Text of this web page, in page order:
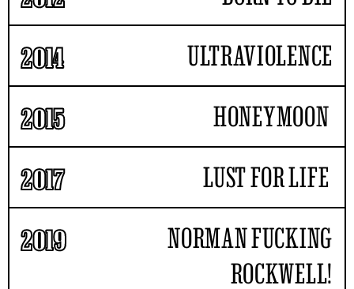
2014 ULTRAVIOLENCE
2015 HONEYMOON
2017 LUST FOR LIFE
2019
NORMAN FUCKING
ROCKWELL!